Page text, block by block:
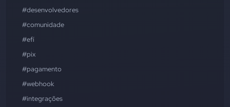
#desenvolvedores
#comunidade
#efí
#pix
#pagamento
#webhook
#integrações